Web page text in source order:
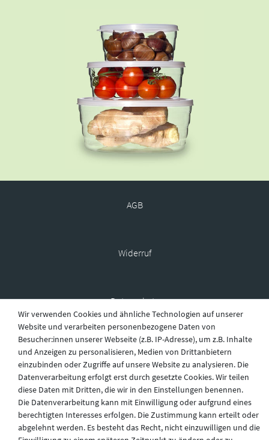
AGB
Widerruf
Datenschutz
Versand
Kontakt
Wir verwenden Cookies und ähnliche Technologien auf unserer
Website und verarbeiten personenbezogene Daten von
Besucher:innen unserer Webseite (z.B. IP-Adresse), um z.B. Inhalte
und Anzeigen zu personalisieren, Medien von Drittanbietern
einzubinden oder Zugriffe auf unsere Website zu analysieren. Die
Datenverarbeitung erfolgt erst durch gesetzte Cookies. Wir teilen
diese Daten mit Dritten, die wir in den Einstellungen benennen.
Die Datenverarbeitung kann mit Einwilligung oder aufgrund eines
berechtigten Interesses erfolgen. Die Zustimmung kann erteilt oder
abgelehnt werden. Es besteht das Recht, nicht einzuwilligen und die